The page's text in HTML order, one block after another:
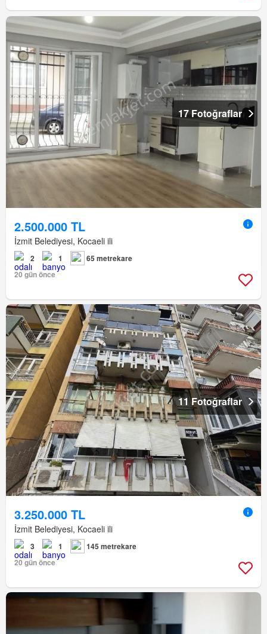
17 Fotoğraflar
2.500.000 TL
İzmit Belediyesi, Kocaeli ili
2 1
65 metrekare
20 gün önce
11 Fotoğraflar
3.250.000 TL
İzmit Belediyesi, Kocaeli ili
3 1
145 metrekare
20 gün önce